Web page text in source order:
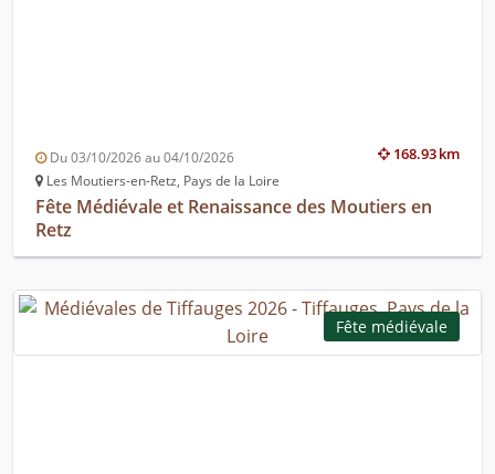
168.93 km
Du 03/10/2026 au 04/10/2026
Les Moutiers-en-Retz, Pays de la Loire
Fête Médiévale et Renaissance des Moutiers en
Retz
Fête médiévale